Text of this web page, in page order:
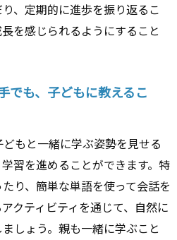
、定期的に進歩を振り返るこ
を感じられるようにすること
でも、子どもに教えるこ
もと一緒に学ぶ姿勢を見せる
習を進めることができます。特
り、簡単な単語を使って会話を
クティビティを通じて、自然に
しょう。親も一緒に学ぶこと